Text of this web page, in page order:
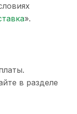
».
в разделе